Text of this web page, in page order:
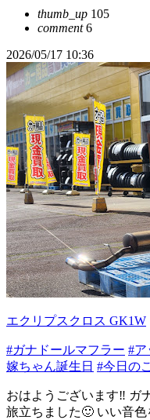
thumb_up 105
comment6
2026/05/17 10:36
エクリプスクロス GK1W
#ガナドールマフラー #ア
嫁ちゃん誕生日 #今日の
おはようございます‼️ ガ
旅立ちました🙂 いい音